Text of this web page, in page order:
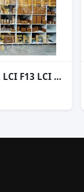
BMW F06 LCI F12 LCI F13 LCI Sol Sinyal Far Led Modülü – 63117394905